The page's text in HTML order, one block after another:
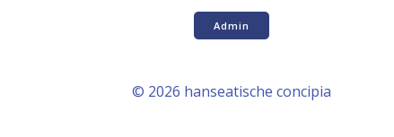
Admin
© 2026 hanseatische concipia